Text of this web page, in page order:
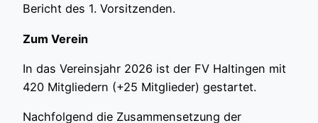
Bericht des 1. Vorsitzenden.
Zum Verein
In das Vereinsjahr 2026 ist der FV Haltingen mit
420 Mitgliedern (+25 Mitglieder) gestartet.
Nachfolgend die Zusammensetzung der